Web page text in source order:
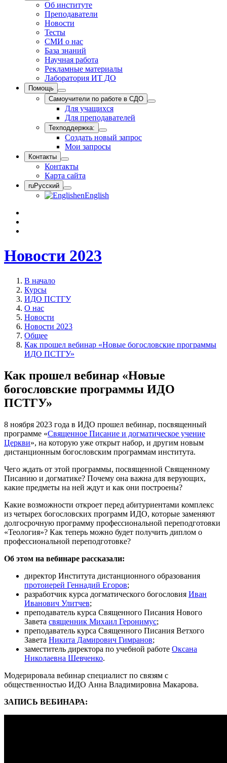
Об институте
Преподаватели
Новости
Тесты
СМИ о нас
База знаний
Научная работа
Рекламные материалы
Лаборатория ИТ ДО
Помощь
Самоучители по работе в СДО
Для учащихся
Для преподавателей
Техподдержка:
Создать новый запрос
Мои запросы
Контакты
Контакты
Карта сайта
ruРусский
enEnglish
Новости 2023
В начало
Курсы
ИДО ПСТГУ
О нас
Новости
Новости 2023
Общее
Как прошел вебинар «Новые богословские программы
ИДО ПСТГУ»
Как прошел вебинар «Новые
богословские программы ИДО
ПСТГУ»
8 ноября 2023 года в ИДО прошел вебинар, посвященный
программе «Священное Писание и догматическое учение
Церкви», на которую уже открыт набор, и другим новым
дистанционным богословским программам института.
Чего ждать от этой программы, посвященной Священному
Писанию и догматике? Почему она важна для верующих,
какие предметы на ней ждут и как они построены?
Какие возможности откроет перед абитуриентами комплекс
из четырех богословских программ ИДО, которые заменяют
долгосрочную программу профессиональной переподготовки
«Теология»? Как теперь можно будет получить диплом о
профессиональной переподготовке?
Об этом на вебинаре рассказали:
директор Института дистанционного образования
протоиерей Геннадий Егоров;
разработчик курса догматического богословия Иван
Иванович Улитчев;
преподаватель курса Священного Писания Нового
Завета священник Михаил Геронимус;
преподаватель курса Священного Писания Ветхого
Завета Никита Дамирович Гимранов;
заместитель директора по учебной работе Оксана
Николаевна Шевченко.
Модерировала вебинар специалист по связям с
общественностью ИДО Анна Владимировна Макарова.
ЗАПИСЬ ВЕБИНАРА: